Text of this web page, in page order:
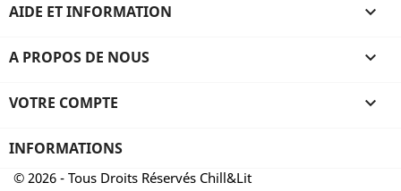
AIDE ET INFORMATION 
A PROPOS DE NOUS 
VOTRE COMPTE 
INFORMATIONS
© 2026 - Tous Droits Réservés Chill&Lit